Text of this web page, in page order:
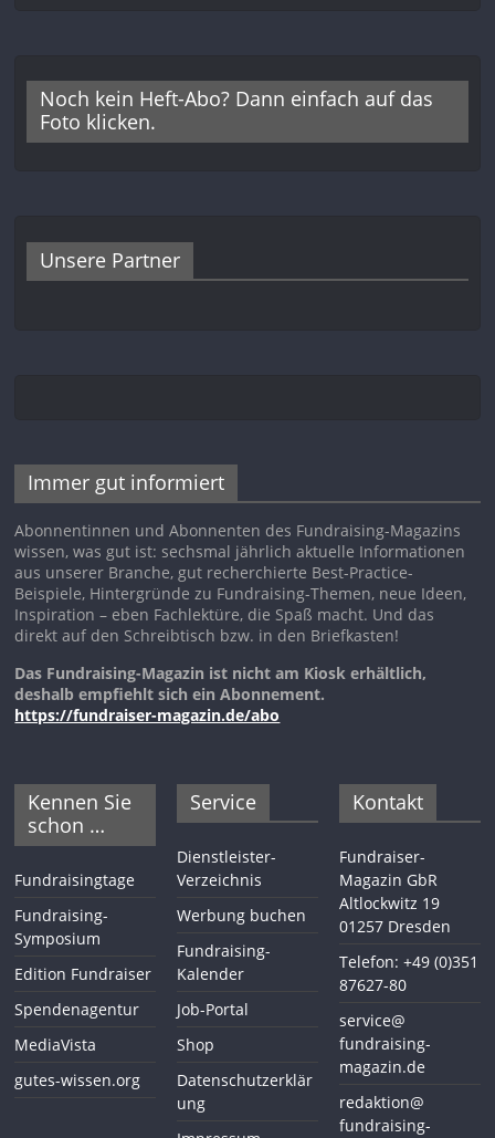
Noch kein Heft-Abo? Dann einfach auf das
Foto klicken.
Unsere Partner
Immer gut informiert
Abonnentinnen und Abonnenten des Fundraising-Magazins
wissen, was gut ist: sechsmal jährlich aktuelle Informationen
aus unserer Branche, gut recherchierte Best-Practice-
Beispiele, Hintergründe zu Fundraising-Themen, neue Ideen,
Inspiration – eben Fachlektüre, die Spaß macht. Und das
direkt auf den Schreibtisch bzw. in den Briefkasten!
Das Fundraising-Magazin ist nicht am Kiosk erhältlich,
deshalb empfiehlt sich ein Abonnement.
https://fundraiser-magazin.de/abo
Kennen Sie
schon …
Fundraisingtage
Fundraising-
Symposium
Edition Fundraiser
Spendenagentur
MediaVista
gutes-wissen.org
Service
Dienstleister-
Verzeichnis
Werbung buchen
Fundraising-
Kalender
Job-Portal
Shop
Datenschutzerklär
ung
Kontakt
Fundraiser-
Magazin GbR
Altlockwitz 19
01257 Dresden
Telefon: +49 (0)351
87627-80
service@
fundraising-
magazin.de
redaktion@
fundraising-